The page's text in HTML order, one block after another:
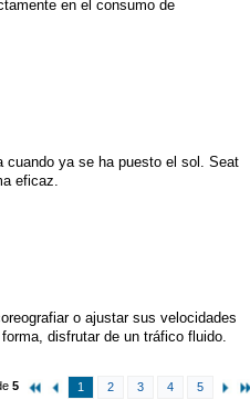
en el consumo de
cuando ya se ha puesto el sol. Seat
eficaz.
o ajustar sus velocidades
disfrutar de un tráfico fluido.
5 1 2 3 4 5